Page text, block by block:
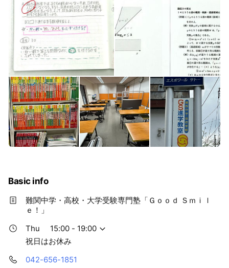
Basic info
難関中学・高校・大学受験専門塾「Ｇｏｏｄ Ｓｍｉｌ
ｅ！」
Thu
15:00 - 19:00
祝日はお休み
042-656-1851